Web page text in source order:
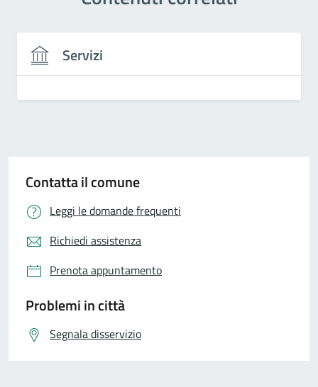
Servizi
Contatta il comune
Leggi le domande frequenti
Richiedi assistenza
Prenota appuntamento
Problemi in città
Segnala disservizio